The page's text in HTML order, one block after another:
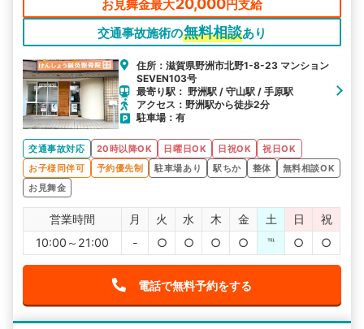
お見舞金最大20,000円支給
交通事故施術の無料相談あり
住所：滋賀県野洲市北野1-8-23 マンション
SEVEN103号
最寄り駅： 野洲駅 / 守山駅 / 手原駅
アクセス：野洲駅から徒歩2分
駐車場：有
交通事故対応 20時以降OK 日曜日OK 日祝OK
祝日OK
お子様同伴可
予約優先制 駐車場あり 駅ちか 整体
無料相談OK
お見舞金
営業時間 月 火 水 木 金 土 日
祝
10:00～21:00
- ○ ○ ○ ○ ℡ ○ ○
電話で無料予約をする